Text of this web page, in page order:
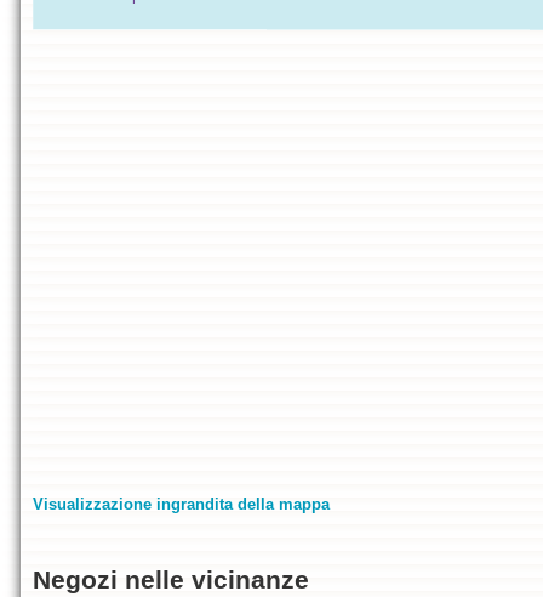
Visualizzazione ingrandita della mappa
Negozi nelle vicinanze